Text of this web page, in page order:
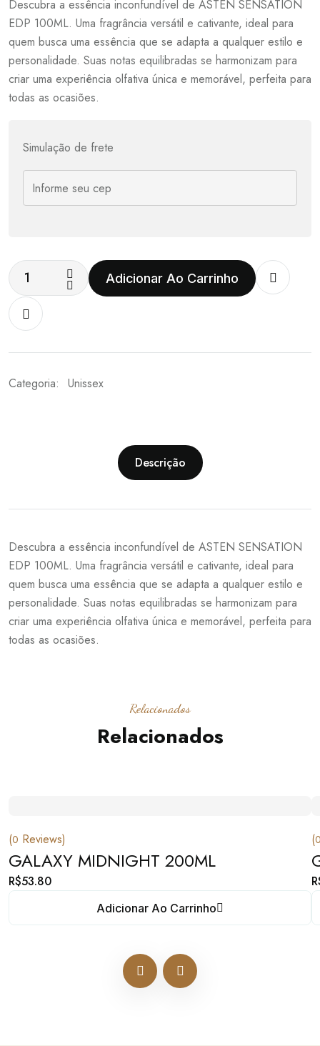
Descubra a essência inconfundível de ASTEN SENSATION
EDP 100ML. Uma fragrância versátil e cativante, ideal para
quem busca uma essência que se adapta a qualquer estilo e
personalidade. Suas notas equilibradas se harmonizam para
criar uma experiência olfativa única e memorável, perfeita para
todas as ocasiões.
Simulação de frete
Adicionar Ao Carrinho
Categoria: Unissex
Descrição
Descubra a essência inconfundível de ASTEN SENSATION
EDP 100ML. Uma fragrância versátil e cativante, ideal para
quem busca uma essência que se adapta a qualquer estilo e
personalidade. Suas notas equilibradas se harmonizam para
criar uma experiência olfativa única e memorável, perfeita para
todas as ocasiões.
Relacionados
Relacionados
(0 Reviews)
GALAXY MIDNIGHT 200ML
R$53.80
Adicionar Ao Carrinho
(